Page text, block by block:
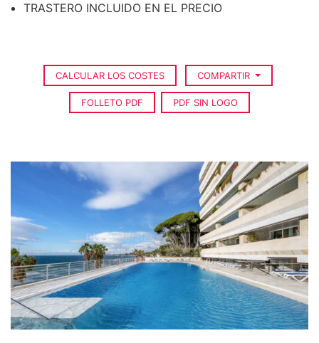
TRASTERO INCLUIDO EN EL PRECIO
CALCULAR LOS COSTES COMPARTIR
FOLLETO PDF PDF SIN LOGO